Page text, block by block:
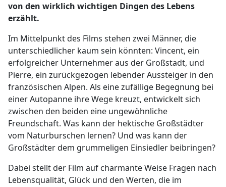
von den wirklich wichtigen Dingen des Lebens
erzählt.
Im Mittelpunkt des Films stehen zwei Männer, die
unterschiedlicher kaum sein könnten: Vincent, ein
erfolgreicher Unternehmer aus der Großstadt, und
Pierre, ein zurückgezogen lebender Aussteiger in den
französischen Alpen. Als eine zufällige Begegnung bei
einer Autopanne ihre Wege kreuzt, entwickelt sich
zwischen den beiden eine ungewöhnliche
Freundschaft. Was kann der hektische Großstädter
vom Naturburschen lernen? Und was kann der
Großstädter dem grummeligen Einsiedler beibringen?
Dabei stellt der Film auf charmante Weise Fragen nach
Lebensqualität, Glück und den Werten, die im